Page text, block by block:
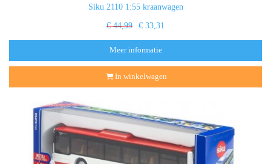
Siku 2110 1:55 kraanwagen
€ 44,99 € 33,31
Meer informatie
In winkelwagen